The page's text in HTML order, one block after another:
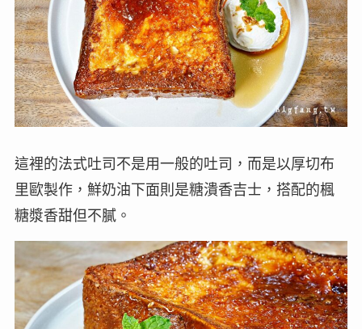
這裡的法式吐司不是用一般的吐司，而是以厚切布
里歐製作，鮮奶油下面則是糖潰香吉士，搭配的楓
糖漿香甜但不膩。